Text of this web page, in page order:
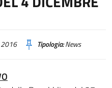
Tipologia:News